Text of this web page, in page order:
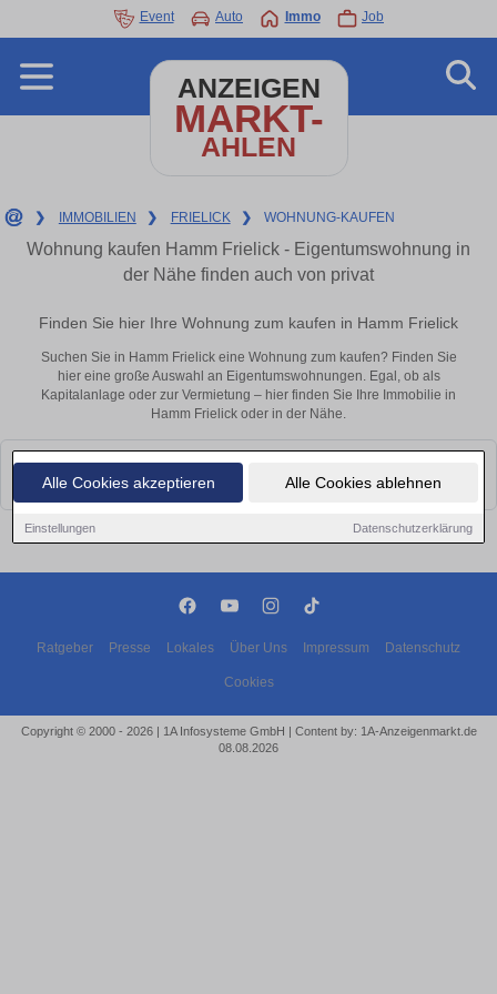
Alle Cookies akzeptieren Alle Cookies ablehnen
Einstellungen Datenschutzerklärung
Event Auto Immo Job
ANZEIGEN
MARKT-
AHLEN
❯ IMMOBILIEN ❯ FRIELICK ❯ WOHNUNG-KAUFEN
Wohnung kaufen Hamm Frielick - Eigentumswohnung in
der Nähe finden auch von privat
Finden Sie hier Ihre Wohnung zum kaufen in Hamm Frielick
Suchen Sie in Hamm Frielick eine Wohnung zum kaufen? Finden Sie
hier eine große Auswahl an Eigentumswohnungen. Egal, ob als
Kapitalanlage oder zur Vermietung – hier finden Sie Ihre Immobilie in
Hamm Frielick oder in der Nähe.
Leider konnten wir derzeit keine passenden Objekte finden. Schauen Sie
bald wieder vorbei!
Ratgeber Presse Lokales Über Uns Impressum Datenschutz
Cookies
Copyright © 2000 - 2026 | 1A Infosysteme GmbH | Content by: 1A-Anzeigenmarkt.de
08.08.2026